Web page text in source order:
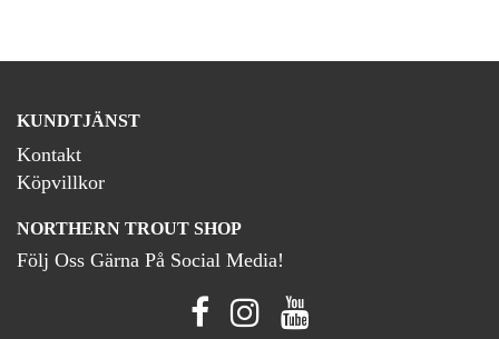
KUNDTJÄNST
Kontakt
Köpvillkor
NORTHERN TROUT SHOP
Följ Oss Gärna På Social Media!